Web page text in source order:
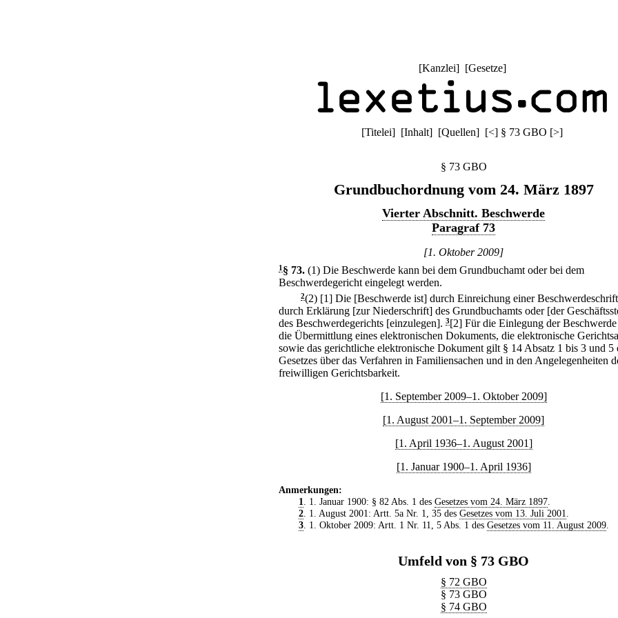
[Kanzlei] [Gesetze]
[Titelei] [Inhalt] [Quellen] [<] § 73 GBO [>]
§ 73 GBO
Grundbuchordnung vom 24. März 1897
Vierter Abschnitt. Beschwerde
Paragraf 73
[1. Oktober 2009]
1 § 73. (1) Die Beschwerde kann bei dem Grundbuchamt oder bei dem
Beschwerdegericht eingelegt werden.
2(2) [1] Die [Beschwerde ist] durch Einreichung einer
durch Erklärung [zur Niederschrift] des Grundbuchamts oder [der
des Beschwerdegerichts [einzulegen]. 3[2] Für die Einlegung der
die Übermittlung eines elektronischen Dokuments, die elektronische
sowie das gerichtliche elektronische Dokument gilt § 14 Absatz 1 bis 3 und 5
Gesetzes über das Verfahren in Familiensachen und in den Angelegenheiten
freiwilligen Gerichtsbarkeit.
[1. September 2009–1. Oktober 2009]
[1. August 2001–1. September 2009]
[1. April 1936–1. August 2001]
[1. Januar 1900–1. April 1936]
Anmerkungen:
1. 1. Januar 1900: § 82 Abs. 1 des Gesetzes vom 24. März 1897.
2. 1. August 2001: Artt. 5a Nr. 1, 35 des Gesetzes vom 13. Juli 2001.
3. 1. Oktober 2009: Artt. 1 Nr. 11, 5 Abs. 1 des Gesetzes vom 11. August 2009.
Umfeld von § 73 GBO
§ 72 GBO
§ 73 GBO
§ 74 GBO